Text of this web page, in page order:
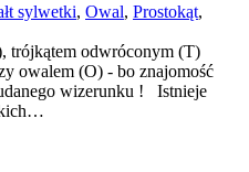
sylwetki, Owal, Prostokąt,
trójkątem odwróconym (T)
owalem (O) - bo znajomość
wizerunku ! Istnieje